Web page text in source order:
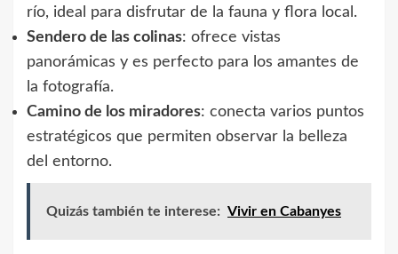
río, ideal para disfrutar de la fauna y flora local.
Sendero de las colinas: ofrece vistas
panorámicas y es perfecto para los amantes de
la fotografía.
Camino de los miradores: conecta varios puntos
estratégicos que permiten observar la belleza
del entorno.
Quizás también te interese: Vivir en Cabanyes